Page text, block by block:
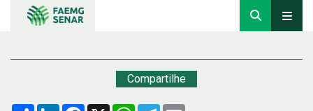
Compartilhe